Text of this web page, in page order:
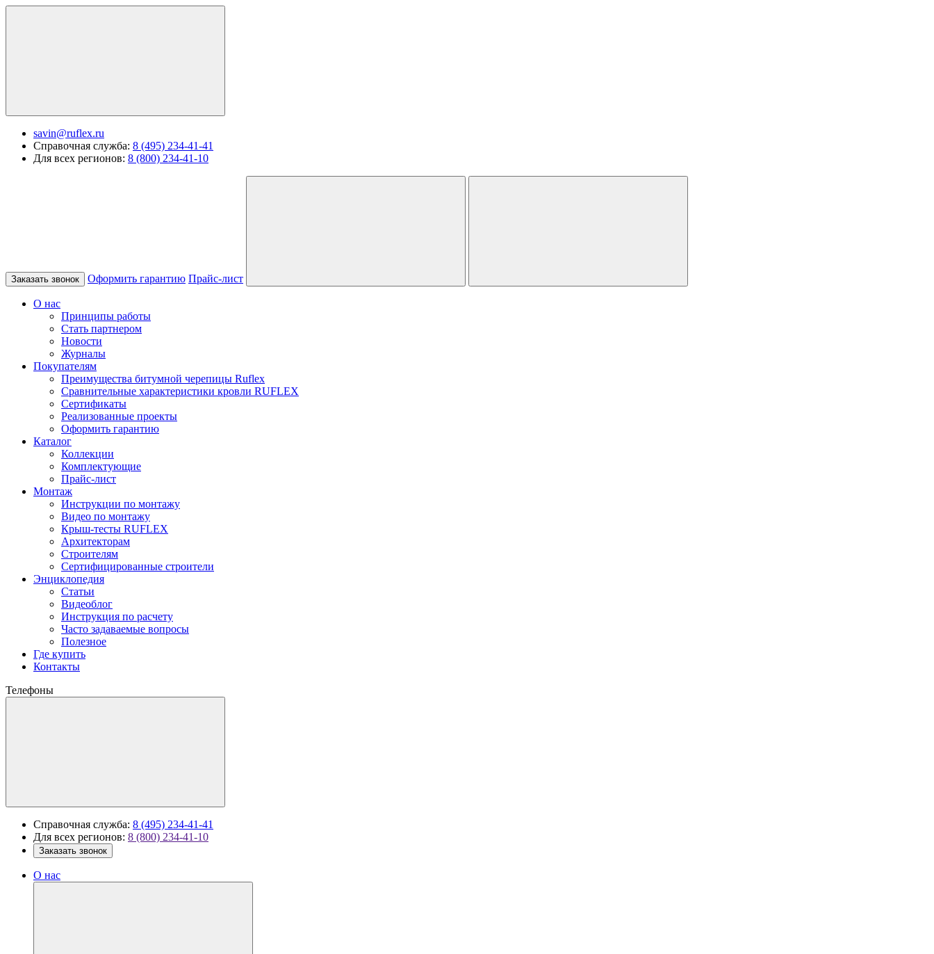
savin@ruflex.ru
Справочная служба: 8 (495) 234-41-41
Для всех регионов: 8 (800) 234-41-10
Заказать звонок Оформить гарантию Прайс-лист
О нас
Принципы работы
Стать партнером
Новости
Журналы
Покупателям
Преимущества битумной черепицы Ruflex
Сравнительные характеристики кровли RUFLEX
Сертификаты
Реализованные проекты
Оформить гарантию
Каталог
Коллекции
Комплектующие
Прайс-лист
Монтаж
Инструкции по монтажу
Видео по монтажу
Крыш-тесты RUFLEX
Архитекторам
Строителям
Сертифицированные строители
Энциклопедия
Статьи
Видеоблог
Инструкция по расчету
Часто задаваемые вопросы
Полезное
Где купить
Контакты
Телефоны
Справочная служба: 8 (495) 234-41-41
Для всех регионов: 8 (800) 234-41-10
Заказать звонок
О нас